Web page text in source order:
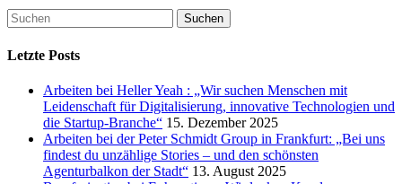
Letzte Posts
Arbeiten bei Heller Yeah : „Wir suchen Menschen mit
Leidenschaft für Digitalisierung, innovative Technologien und
die Startup-Branche“ 15. Dezember 2025
Arbeiten bei der Peter Schmidt Group in Frankfurt: „Bei uns
findest du unzählige Stories – und den schönsten
Agenturbalkon der Stadt“ 13. August 2025